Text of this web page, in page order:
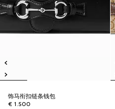
饰马衔扣链条钱包
€ 1.500